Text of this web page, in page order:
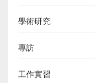
學術研究
專訪
工作實習